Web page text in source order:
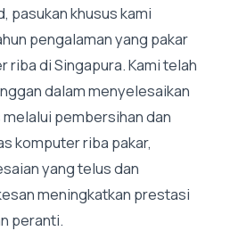
pasukan khusus kami
pengalaman yang pakar
riba di Singapura. Kami telah
dalam menyelesaikan
pembersihan dan
komputer riba pakar,
yang telus dan
meningkatkan prestasi
peranti.